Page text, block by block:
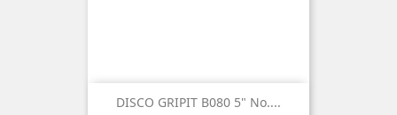
DISCO GRIPIT B080 5" No....